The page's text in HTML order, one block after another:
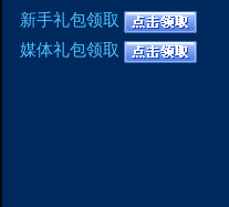
新手礼包领取
媒体礼包领取